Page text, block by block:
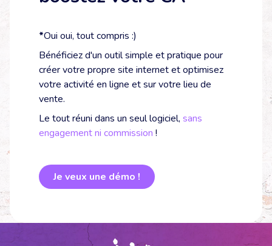
*Oui oui, tout compris :)
Bénéficiez d'un outil simple et pratique pour
créer votre propre site internet et optimisez
votre activité en ligne et sur votre lieu de
vente.
Le tout réuni dans un seul logiciel, sans
engagement ni commission !
Je veux une démo !